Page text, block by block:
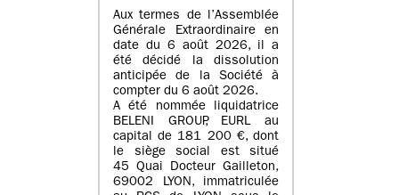
Aux termes de l’Assemblée
Générale Extraordinaire en
date du 6 août 2026, il a
été décidé la dissolution
anticipée de la Société à
compter du 6 août 2026.
A été nommée liquidatrice
BELENI GROUP, EURL au
capital de 181 200 €, dont
le siège social est situé
45 Quai Docteur Gailleton,
69002 LYON, immatriculée